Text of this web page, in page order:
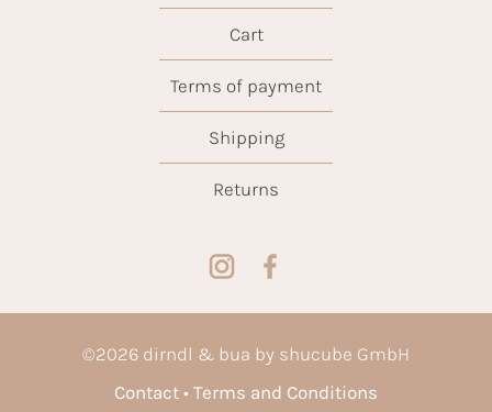
Cart
Terms of payment
Shipping
Returns
©2026 dirndl & bua by shucube GmbH
Contact
Terms and Conditions